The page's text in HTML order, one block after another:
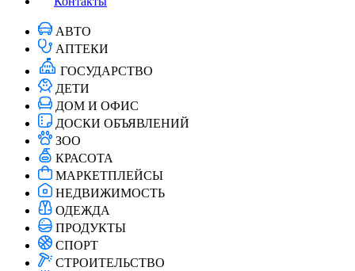
АВТО
АПТЕКИ
ГОСУДАРСТВО
ДЕТИ
ДОМ И ОФИС
ДОСКИ ОБЪЯВЛЕНИЙ
ЗОО
КРАСОТА
МАРКЕТПЛЕЙСЫ
НЕДВИЖИМОСТЬ
ОДЕЖДА
ПРОДУКТЫ
СПОРТ
СТРОИТЕЛЬСТВО